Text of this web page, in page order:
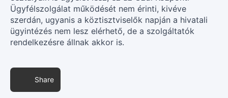
Ügyfélszolgálat működését nem érinti, kivéve
szerdán, ugyanis a köztisztviselők napján a hivatali
ügyintézés nem lesz elérhető, de a szolgáltatók
rendelkezésre állnak akkor is.
Share